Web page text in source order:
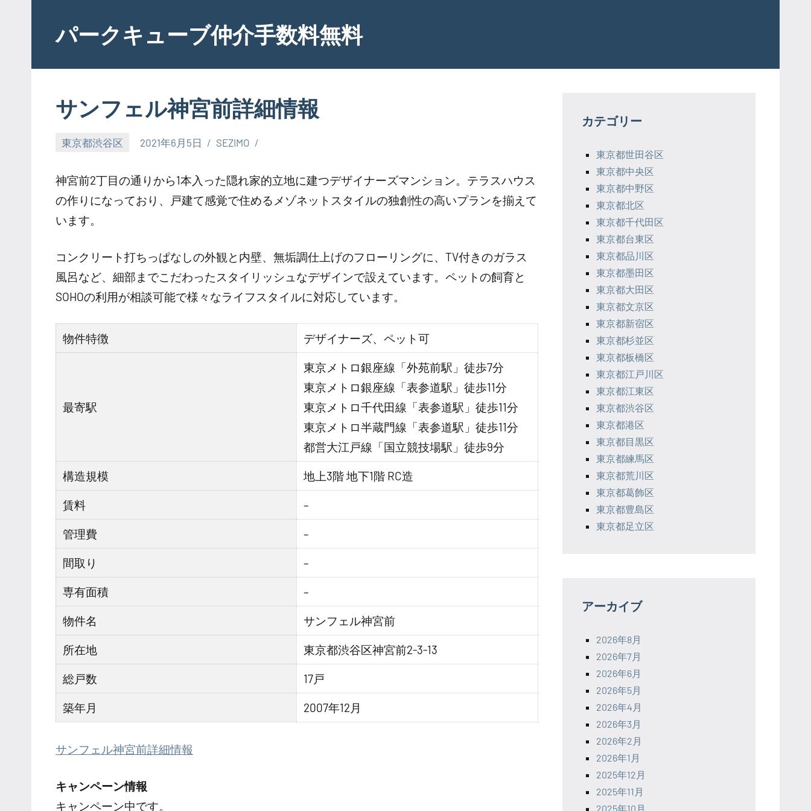
contentパークキューブ仲介手数料無料
サンフェル神宮前詳細情報
東京都渋谷区 2021年6月5日 SEZIMO
神宮前2丁目の通りから1本入った隠れ家的立地に建つデザイナーズマンション。テラスハウス
の作りになっており、戸建て感覚で住めるメゾネットスタイルの独創性の高いプランを揃えて
います。
コンクリート打ちっぱなしの外観と内壁、無垢調仕上げのフローリングに、TV付きのガラス
風呂など、細部までこだわったスタイリッシュなデザインで設えています。ペットの飼育と
SOHOの利用が相談可能で様々なライフスタイルに対応しています。
物件特徴 デザイナーズ、ペット可
最寄駅
東京メトロ銀座線「外苑前駅」徒歩7分
東京メトロ銀座線「表参道駅」徒歩11分
東京メトロ千代田線「表参道駅」徒歩11分
東京メトロ半蔵門線「表参道駅」徒歩11分
都営大江戸線「国立競技場駅」徒歩9分
構造規模 地上3階 地下1階 RC造
賃料 –
管理費 –
間取り –
専有面積 –
物件名 サンフェル神宮前
所在地 東京都渋谷区神宮前2-3-13
総戸数 17戸
築年月 2007年12月
サンフェル神宮前詳細情報
キャンペーン情報
キャンペーン中です。
カテゴリー
東京都世田谷区
東京都中央区
東京都中野区
東京都北区
東京都千代田区
東京都台東区
東京都品川区
東京都墨田区
東京都大田区
東京都文京区
東京都新宿区
東京都杉並区
東京都板橋区
東京都江戸川区
東京都江東区
東京都渋谷区
東京都港区
東京都目黒区
東京都練馬区
東京都荒川区
東京都葛飾区
東京都豊島区
東京都足立区
アーカイブ
2026年8月
2026年7月
2026年6月
2026年5月
2026年4月
2026年3月
2026年2月
2026年1月
2025年12月
2025年11月
2025年10月